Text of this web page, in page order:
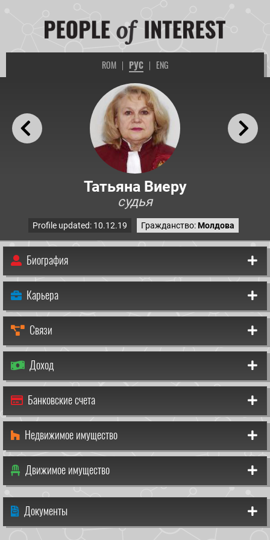
ROM | РУС | ENG
Татьяна Виеру
судья
Profile updated: 10.12.19 Гражданство:Молдова
Биография
Карьера
Связи
Доход
Банковские счета
Недвижимое имущество
Движимое имущество
Документы